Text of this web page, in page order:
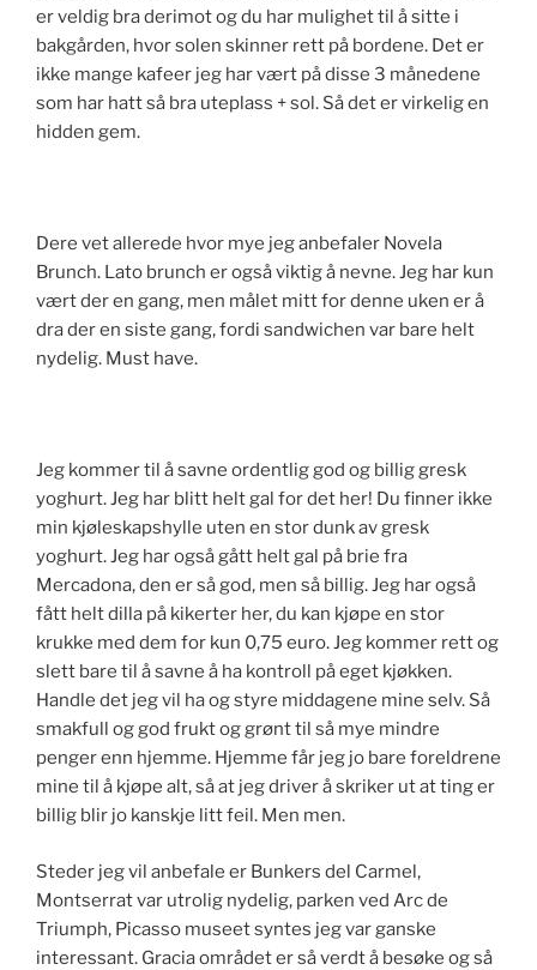
er veldig bra derimot og du har mulighet til å sitte i
bakgården, hvor solen skinner rett på bordene. Det er
ikke mange kafeer jeg har vært på disse 3 månedene
som har hatt så bra uteplass + sol. Så det er virkelig en
hidden gem.
Dere vet allerede hvor mye jeg anbefaler Novela
Brunch. Lato brunch er også viktig å nevne. Jeg har kun
vært der en gang, men målet mitt for denne uken er å
dra der en siste gang, fordi sandwichen var bare helt
nydelig. Must have.
Jeg kommer til å savne ordentlig god og billig gresk
yoghurt. Jeg har blitt helt gal for det her! Du finner ikke
min kjøleskapshylle uten en stor dunk av gresk
yoghurt. Jeg har også gått helt gal på brie fra
Mercadona, den er så god, men så billig. Jeg har også
fått helt dilla på kikerter her, du kan kjøpe en stor
krukke med dem for kun 0,75 euro. Jeg kommer rett og
slett bare til å savne å ha kontroll på eget kjøkken.
Handle det jeg vil ha og styre middagene mine selv. Så
smakfull og god frukt og grønt til så mye mindre
penger enn hjemme. Hjemme får jeg jo bare foreldrene
mine til å kjøpe alt, så at jeg driver å skriker ut at ting er
billig blir jo kanskje litt feil. Men men.
Steder jeg vil anbefale er Bunkers del Carmel,
Montserrat var utrolig nydelig, parken ved Arc de
Triumph, Picasso museet syntes jeg var ganske
interessant. Gracia området er så verdt å besøke og så